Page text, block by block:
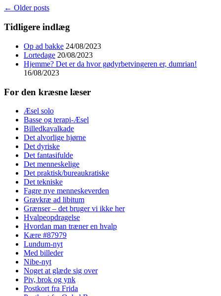
← Older posts
Tidligere indlæg
Op ad bakke 24/08/2023
Lortedage 20/08/2023
Hjemme? Det er da hvor gødyrbetvingeren er, dumrian!
16/08/2023
For den kræsne læser
Æsel solo
Basse og terapi-Æsel
Billedkavalkade
Det alvorlige hjørne
Det dyriske
Det fantasifulde
Det menneskelige
Det praktisk/bureaukratiske
Det tekniske
Fagre nye menneskeverden
Gravkræ ad libitum
Grænser – det bruger vi ikke her
Hvalpeopdragelse
Hvordan man træner en hvalp
Kære #87979
Lundum-nyt
Med billeder
Nibe-nyt
Noget at glæde sig over
Piv, brok og ynk
Postkort fra Frida